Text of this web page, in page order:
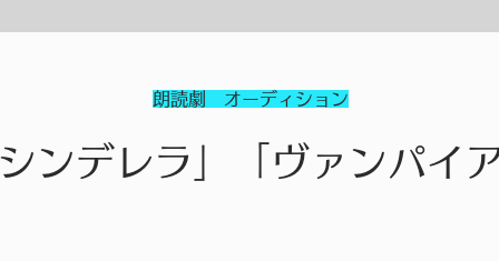
朗読劇 オーディション
ンデレラ 」「ヴァンパイア